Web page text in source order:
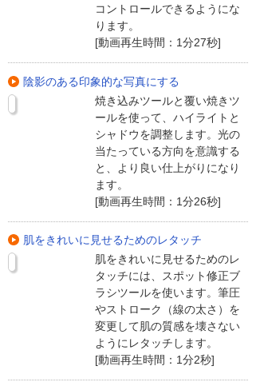
コントロールできるようにな
ります。
[動画再生時間：1分27秒]
陰影のある印象的な写真にする
焼き込みツールと覆い焼きツ
ールを使って、ハイライトと
シャドウを調整します。光の
当たっている方向を意識する
と、より良い仕上がりになり
ます。
[動画再生時間：1分26秒]
肌をきれいに見せるためのレタッチ
肌をきれいに見せるためのレ
タッチには、スポット修正ブ
ラシツールを使います。筆圧
やストローク（線の太さ）を
変更して肌の質感を壊さない
ようにレタッチします。
[動画再生時間：1分2秒]